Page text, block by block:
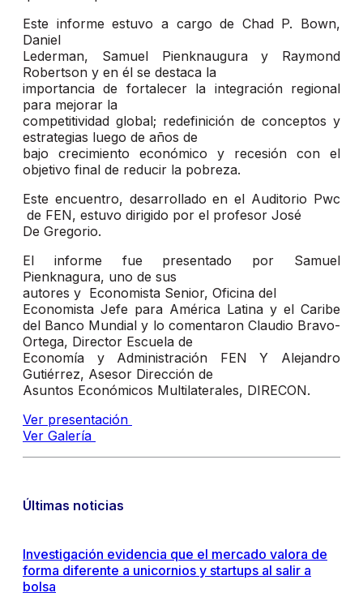
Este informe estuvo a cargo de Chad P. Bown,
Daniel
Lederman, Samuel Pienknaugura y Raymond
Robertson y en él se destaca la
importancia de fortalecer la integración regional
para mejorar la
competitividad global; redefinición de conceptos y
estrategias luego de años de
bajo crecimiento económico y recesión con el
objetivo final de reducir la pobreza.
Este encuentro, desarrollado en el Auditorio Pwc
de FEN, estuvo dirigido por el profesor José
De Gregorio.
El informe fue presentado por Samuel
Pienknagura, uno de sus
autores y Economista Senior, Oficina del
Economista Jefe para América Latina y el Caribe
del Banco Mundial y lo comentaron Claudio Bravo-
Ortega, Director Escuela de
Economía y Administración FEN Y Alejandro
Gutiérrez, Asesor Dirección de
Asuntos Económicos Multilaterales, DIRECON.
Ver presentación
Ver Galería
Últimas noticias
Investigación evidencia que el mercado valora de
forma diferente a unicornios y startups al salir a
bolsa